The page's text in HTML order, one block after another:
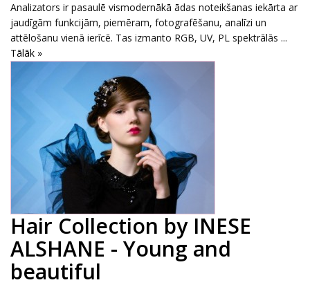
Analizators ir pasaulē vismodernākā ādas noteikšanas iekārta ar
jaudīgām funkcijām, piemēram, fotografēšanu, analīzi un
attēlošanu vienā ierīcē. Tas izmanto RGB, UV, PL spektrālās ...
Tālāk »
Hair Collection by INESE
ALSHANE - Young and
beautiful